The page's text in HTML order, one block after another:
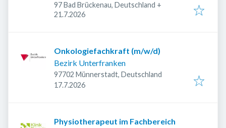
97 Bad Brückenau, Deutschland +
Veröffentlicht
21.7.2026
Onkologiefachkraft (m/w/d)
Bezirk Unterfranken
97702 Münnerstadt, Deutschland
Veröffentlicht
17.7.2026
Physiotherapeut im Fachbereich